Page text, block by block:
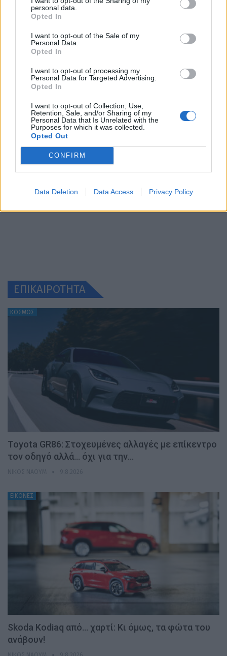
personal data.
Opted In
I want to opt-out of the Sale of my
Personal Data.
Opted In
I want to opt-out of processing my
Personal Data for Targeted Advertising.
Opted In
I want to opt-out of Collection, Use,
Retention, Sale, and/or Sharing of my
Personal Data that Is Unrelated with the
Purposes for which it was collected.
Opted Out
CONFIRM
Data Deletion Data Access Privacy Policy
γραμμή παραγωγής
WEB TV 6.8.2026
ΕΠΙΚΑΙΡΟΤΗΤΑ
ΚΟΣΜΟΣ
Toyota GR86: Στοχευμένες αλλαγές με επίκεντρο
τον οδηγό αλλά… όχι για την…
ΕΙΚΟΝΕΣ
Skoda Kodiaq από… χαρτί: Κι όμως, τα φώτα του
ανάβουν!